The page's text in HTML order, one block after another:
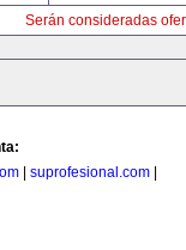
Serán consideradas
suprofesional.com